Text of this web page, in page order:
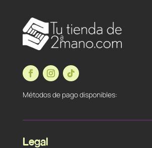
Métodos de pago disponibles:
Legal